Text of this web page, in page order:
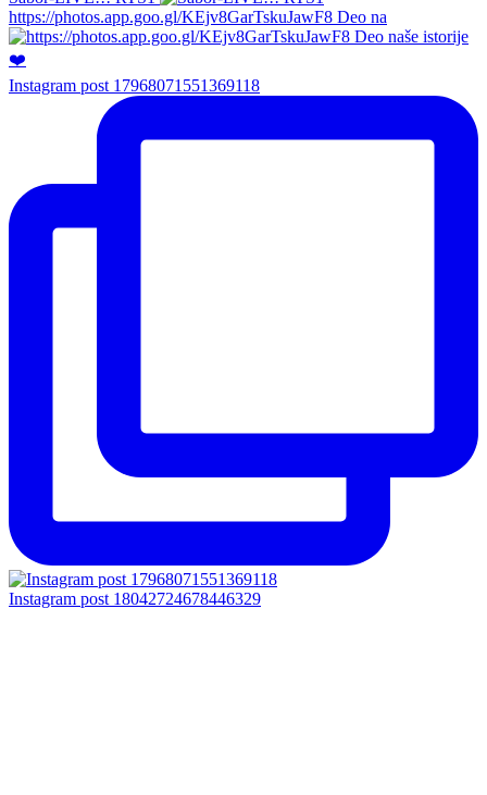
https://photos.app.goo.gl/KEjv8GarTskuJawF8 Deo na
Instagram post 17968071551369118
Instagram post 18042724678446329